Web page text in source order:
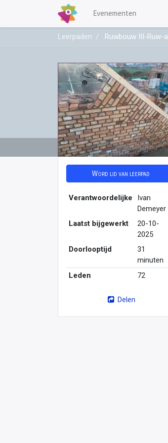
Evenementen
Leerpaden Ruwbouw III-Ruw-a
Word lid van leerpad
Verantwoordelijke
Ivan
Demeyer
Laatst bijgewerkt
20-10-
2025
Doorlooptijd
31
minuten
Leden
72
Delen